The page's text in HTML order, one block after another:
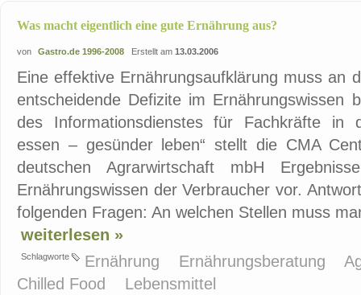
Was macht eigentlich eine gute Ernährung aus?
von Gastro.de 1996-2008 Erstellt am 13.03.2006
Eine effektive Ernährungsaufklärung muss an
entscheidende Defizite im Ernährungswissen
des Informationsdienstes für Fachkräfte in
essen – gesünder leben“ stellt die CMA
deutschen Agrarwirtschaft mbH
Ernährungswissen der Verbraucher vor.
folgenden Fragen: An welchen Stellen muss
weiterlesen »
Schlagworte Ernährung Ernährungsberatung
Chilled Food
Lebensmittel